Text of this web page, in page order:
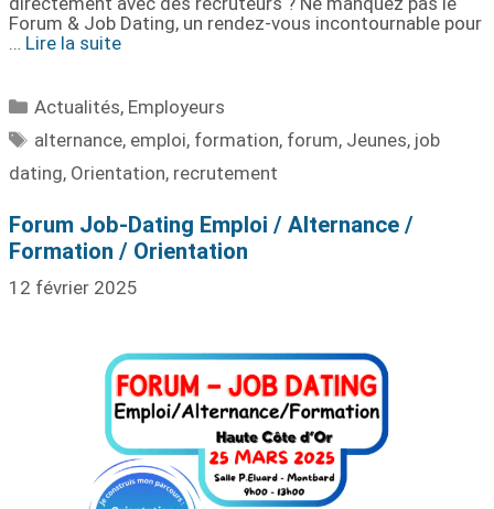
Forum & Job Dating, un rendez-vous incontournable pour
… Lire la suite
Actualités, Employeurs
alternance, emploi, formation, forum, Jeunes, job
dating, Orientation, recrutement
Forum Job-Dating Emploi / Alternance /
Formation / Orientation
12 février 2025